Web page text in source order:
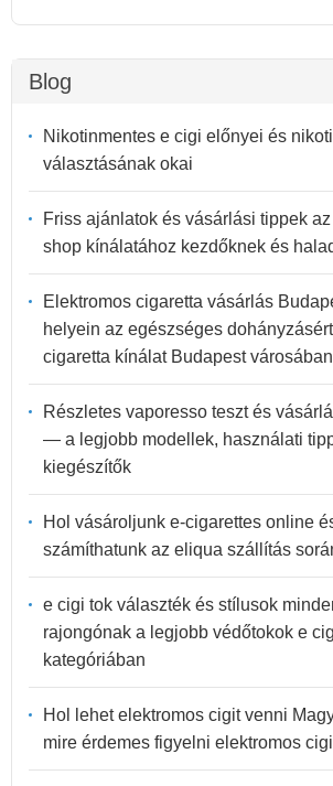
Blog
Nikotinmentes e cigi előnyei és
választásának okai
Friss ajánlatok és vásárlási tippek
shop kínálatához kezdőknek és
Elektromos cigaretta vásárlás
helyein az egészséges
cigaretta kínálat Budapest
Részletes vaporesso teszt és
— a legjobb modellek, használati
kiegészítők
Hol vásároljunk e-cigarettes online
számíthatunk az eliqua szállítás
e cigi tok választék és stílusok
rajongónak a legjobb védőtokok e
kategóriában
Hol lehet elektromos cigit venni
mire érdemes figyelni elektromos